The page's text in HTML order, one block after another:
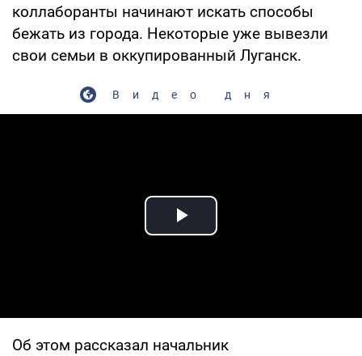
коллаборанты начинают искать способы
бежать из города. Некоторые уже вывезли
свои семьи в оккупированный Луганск.
Видео дня
Play Video
Об этом рассказал начальник